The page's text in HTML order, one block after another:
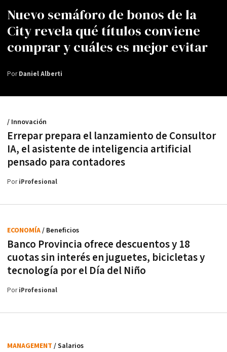
Nuevo semáforo de bonos de la
City revela qué títulos conviene
comprar y cuáles es mejor evitar
PorDaniel Alberti
Errepar prepara el lanzamiento de Consultor
IA, el asistente de inteligencia artificial
pensado para contadores
/ Innovación
PoriProfesional
Banco Provincia ofrece descuentos y 18
cuotas sin interés en juguetes, bicicletas y
tecnología por el Día del Niño
ECONOMÍA/ Beneficios
PoriProfesional
MANAGEMENT / Salarios